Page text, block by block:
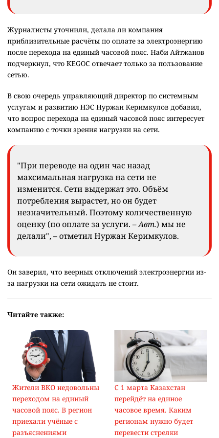
Журналисты уточнили, делала ли компания
приблизительные расчёты по оплате за электроэнергию
после перехода на единый часовой пояс. Наби Айтжанов
подчеркнул, что KEGOC отвечает только за пользование
сетью.
В свою очередь управляющий директор по системным
услугам и развитию НЭС Нуржан Керимкулов добавил,
что вопрос перехода на единый часовой пояс интересует
компанию с точки зрения нагрузки на сети.
"При переводе на один час назад
максимальная нагрузка на сети не
изменится. Сети выдержат это. Объём
потребления вырастет, но он будет
незначительный. Поэтому количественную
оценку (по оплате за услуги. –Авт.) мы не
делали", – отметил Нуржан Керимкулов.
Он заверил, что веерных отключений электроэнергии из-
за нагрузки на сети ожидать не стоит.
Читайте также:
Жители ВКО недовольны
переходом на единый
часовой пояс. В регион
приехали учёные с
разъяснениями
С 1 марта Казахстан
перейдёт на единое
часовое время. Каким
регионам нужно будет
перевести стрелки